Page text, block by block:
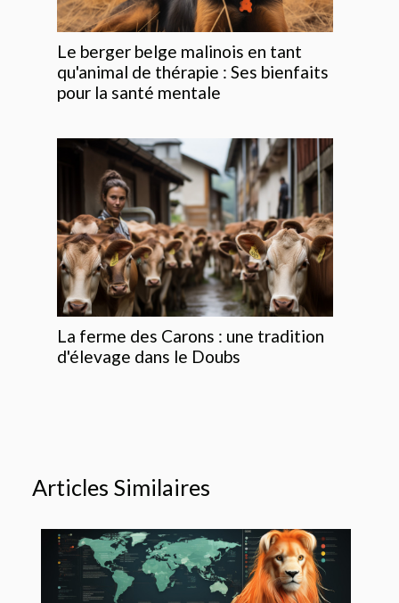
Le berger belge malinois en tant
qu'animal de thérapie : Ses bienfaits
pour la santé mentale
La ferme des Carons : une tradition
d'élevage dans le Doubs
Articles Similaires